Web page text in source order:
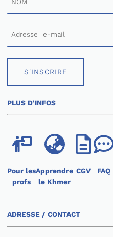
S'INSCRIRE
PLUS D'INFOS
Pour les
profs
Apprendre
le Khmer
CGV FAQ
ADRESSE / CONTACT